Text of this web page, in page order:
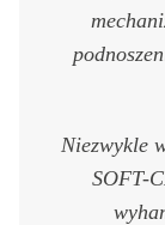
Niezwykle
SOFT-